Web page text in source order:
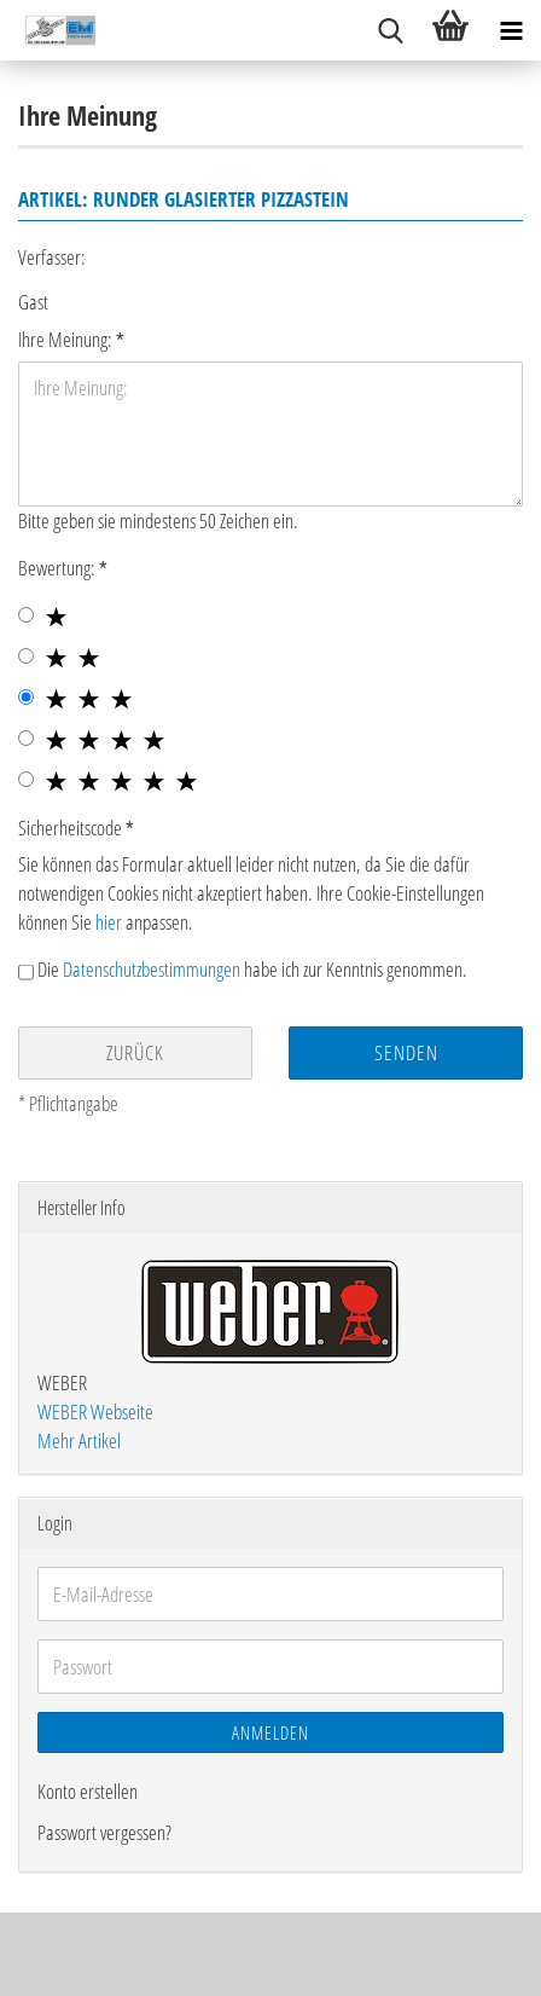
Ihre Meinung
ARTIKEL: RUNDER GLASIERTER PIZZASTEIN
Verfasser:
Gast
Ihre Meinung:
Bitte geben sie mindestens 50 Zeichen ein.
Bewertung:
Sicherheitscode
Sie können das Formular aktuell leider nicht nutzen, da Sie die dafür
notwendigen Cookies nicht akzeptiert haben. Ihre Cookie-Einstellungen
können Sie hieranpassen.
Die Datenschutzbestimmungen habe ich zur Kenntnis genommen.
ZURÜCK
SENDEN
* Pflichtangabe
Hersteller Info
WEBER
WEBER Webseite
Mehr Artikel
Login
E-
Mail-
Adresse
Passwort
ANMELDEN
Konto erstellen
Passwort vergessen?